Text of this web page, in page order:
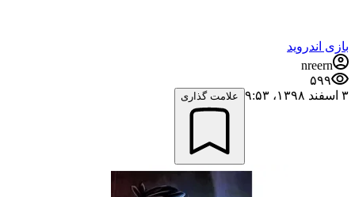
بازی اندروید
nreern
۵۹۹
۳ اسفند ۱۳۹۸،‏ ۹:۵۳
علامت گذاری